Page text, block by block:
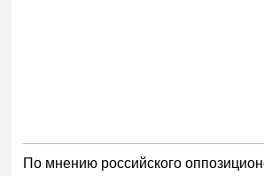
По мнению российского